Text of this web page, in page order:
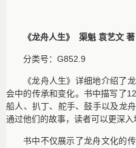
《龙舟人生》 渠魁 袁艺文 著
分类号：G852.9
《龙舟人生》详细地介绍了
会中的传承和变化。书中描写了
船人、扒丁、舵手、鼓手以及龙
通过他们的故事，读者可以更深入
书中不仅展示了龙舟文化的